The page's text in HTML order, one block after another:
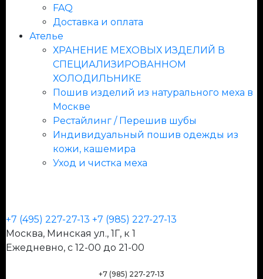
FAQ
Доставка и оплата
Ателье
ХРАНЕНИЕ МЕХОВЫХ ИЗДЕЛИЙ В
СПЕЦИАЛИЗИРОВАННОМ
ХОЛОДИЛЬНИКЕ
Пошив изделий из натурального меха в
Москве
Рестайлинг / Перешив шубы
Индивидуальный пошив одежды из
кожи, кашемира
Уход и чистка меха
+7 (495) 227-27-13 +7 (985) 227-27-13
Москва, Минская ул., 1Г, к 1
Ежедневно, с 12-00 до 21-00
+7 (985) 227-27-13